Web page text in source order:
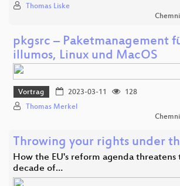
Thomas Liske
pkgsrc – Paketmanagement
illumos, Linux und MacOS
Vortrag 2023-03-11
128
Thomas Merkel
Throwing your rights under
How the EU's reform agenda threatens
decade of…